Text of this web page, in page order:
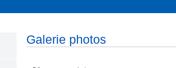
Galerie photos